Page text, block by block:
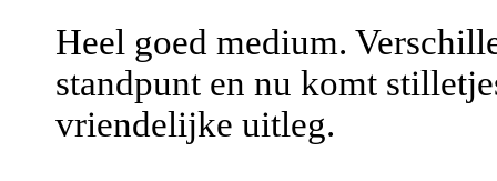
Heel goed medium.
standpunt en nu komt
vriendelijke uitleg.